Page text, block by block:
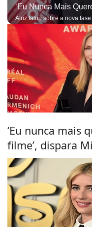
‘Eu nunca mais
filme’, dispara